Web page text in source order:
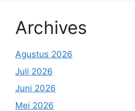
Archives
Agustus 2026
Juli 2026
Juni 2026
Mei 2026